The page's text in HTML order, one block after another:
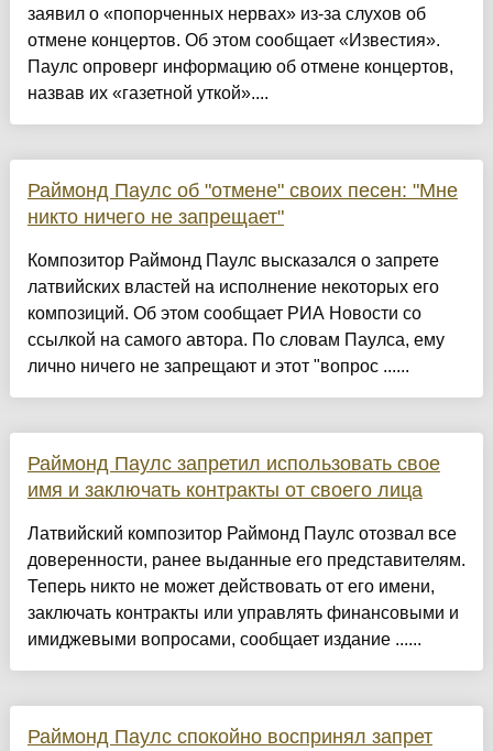
заявил о «попорченных нервах» из-за слухов об
отмене концертов. Об этом сообщает «Известия».
Паулс опроверг информацию об отмене концертов,
назвав их «газетной уткой»....
Раймонд Паулс об "отмене" своих песен: "Мне
никто ничего не запрещает"
Композитор Раймонд Паулс высказался о запрете
латвийских властей на исполнение некоторых его
композиций. Об этом сообщает РИА Новости со
ссылкой на самого автора. По словам Паулса, ему
лично ничего не запрещают и этот "вопрос ......
Раймонд Паулс запретил использовать свое
имя и заключать контракты от своего лица
Латвийский композитор Раймонд Паулс отозвал все
доверенности, ранее выданные его представителям.
Теперь никто не может действовать от его имени,
заключать контракты или управлять финансовыми и
имиджевыми вопросами, сообщает издание ......
Раймонд Паулс спокойно воспринял запрет